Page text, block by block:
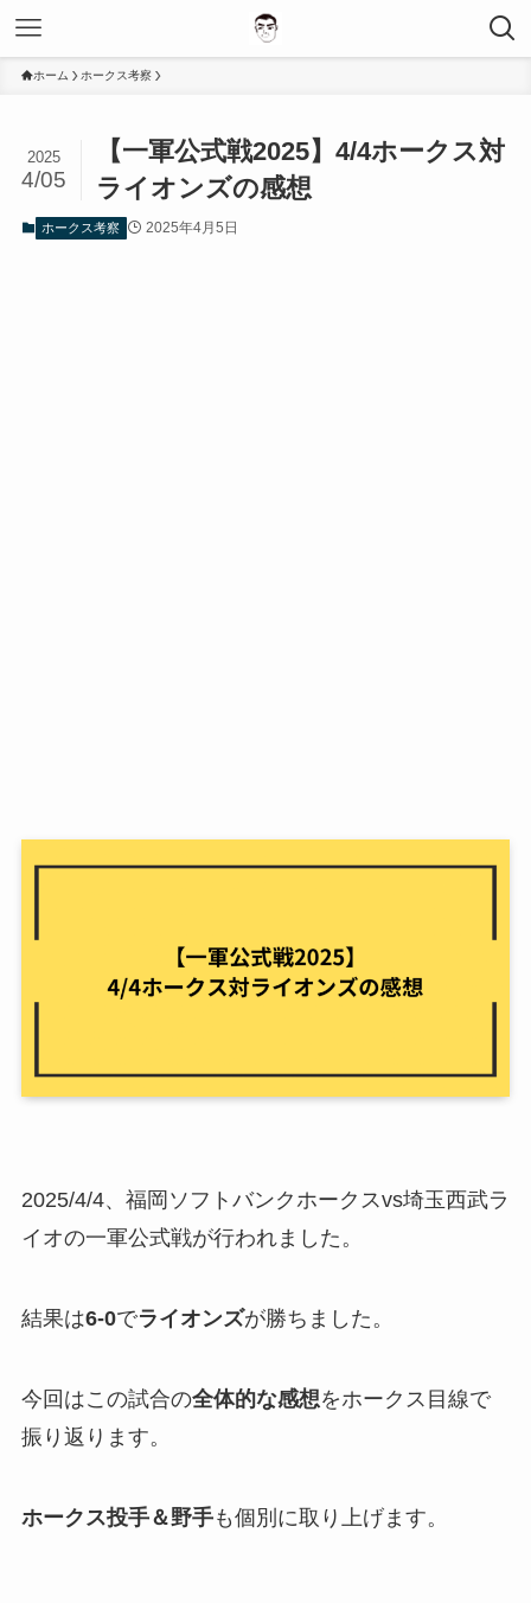
ホーム ホークス考察
【一軍公式戦2025】4/4ホークス対
ライオンズの感想
2025
4/05
ホークス考察 2025年4月5日
2025/4/4、福岡ソフトバンクホークスvs埼玉西武ラ
イオの一軍公式戦が行われました。
結果は6-0でライオンズが勝ちました。
今回はこの試合の全体的な感想をホークス目線で
振り返ります。
ホークス投手＆野手も個別に取り上げます。